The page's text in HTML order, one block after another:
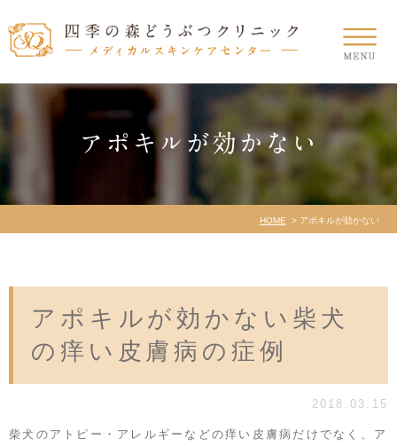
アポキルが効かない
HOME アポキルが効かない
アポキルが効かない柴犬
の痒い皮膚病の症例
2018.03.15
柴犬のアトピー・アレルギーなどの痒い皮膚病だけでなく、ア